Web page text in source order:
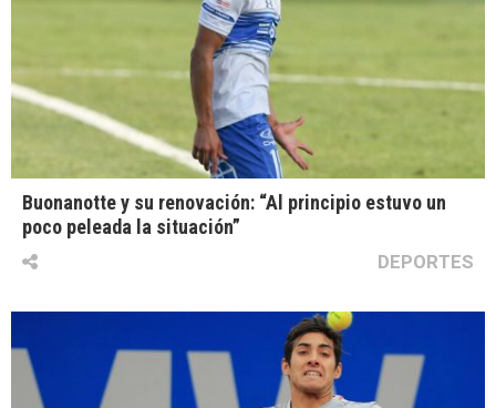
Buonanotte y su renovación: “Al principio estuvo un
poco peleada la situación”
DEPORTES